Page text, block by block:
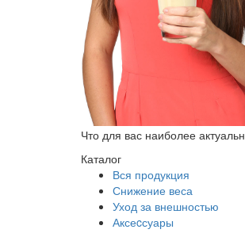
Что для вас наиболее
Каталог
Вся продукция
Снижение веса
Уход за внешностью
Аксеcсуары